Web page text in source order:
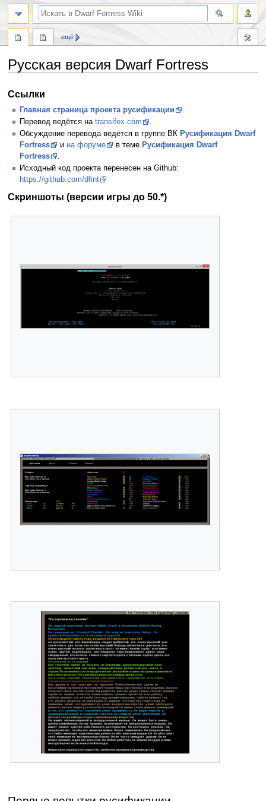
Русская версия Dwarf Fortress
к
навигации
к
поиску
Ссылки
Главная страница проекта русификации
Перевод ведётся на transifex.com
Обсуждение перевода ведётся в группе ВК Русификация Dwarf
Fortress
и на форуме в теме Русификация Dwarf
Fortress
.
Исходный код проекта перенесен на Github:
https://github.com/dfint
Скриншоты (версии игры до 50.*)
ещё
поиск